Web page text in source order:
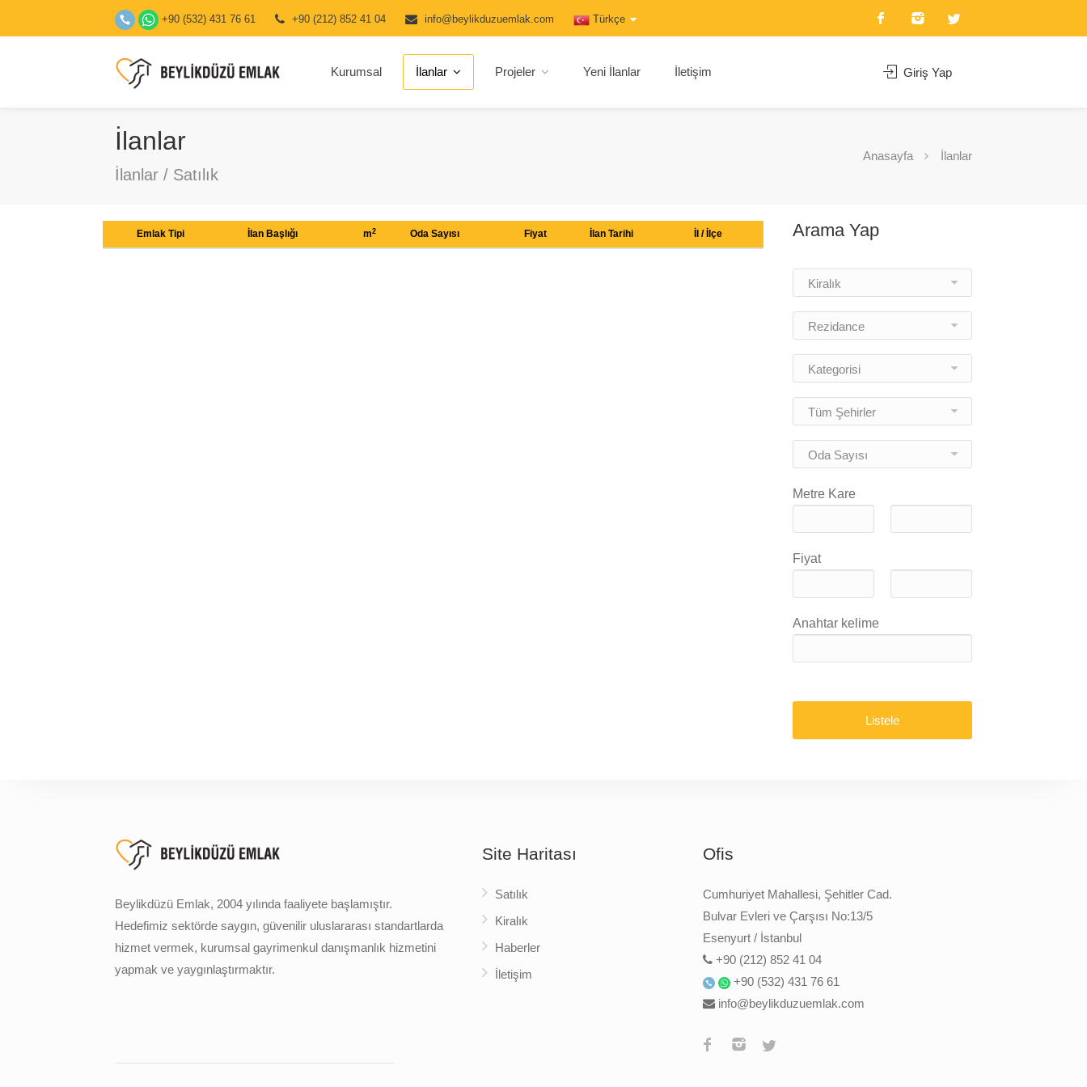
+90 (532) 431 76 61 +90 (212) 852 41 04 info@beylikduzuemlak.com Türkçe
Kurumsal İlanlar Projeler Yeni İlanlar İletişim Giriş Yap
İlanlar
İlanlar / Satılık
Anasayfa İlanlar
Emlak Tipi İlan Başlığı m2 Oda Sayısı Fiyat İlan Tarihi İl / İlçe Arama Yap
Kiralık
Rezidance
Kategorisi
Tüm Şehirler
Oda Sayısı
Metre Kare
Fiyat
Anahtar kelime
Listele
Beylikdüzü Emlak, 2004 yılında faaliyete başlamıştır.
Hedefimiz sektörde saygın, güvenilir uluslararası standartlarda
hizmet vermek, kurumsal gayrimenkul danışmanlık hizmetini
yapmak ve yaygınlaştırmaktır.
Site Haritası
Satılık
Kiralık
Haberler
İletişim
Ofis
Cumhuriyet Mahallesi, Şehitler Cad.
Bulvar Evleri ve Çarşısı No:13/5
Esenyurt / İstanbul
+90 (212) 852 41 04
+90 (532) 431 76 61
info@beylikduzuemlak.com